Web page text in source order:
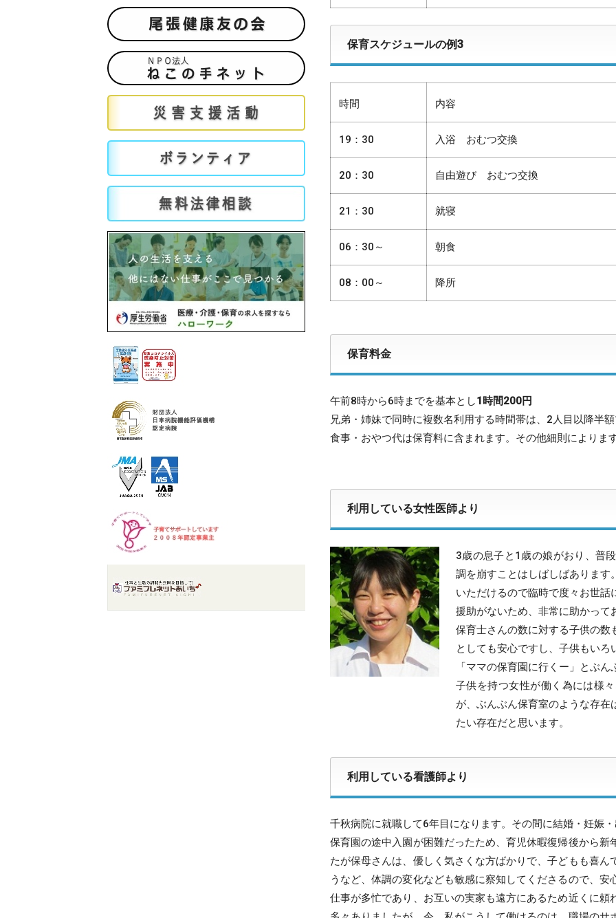
保育スケジュールの例3
時間 内容
19：30 入浴 おむつ交換
20：30 自由遊び おむつ交換
21：30 就寝
06：30～ 朝食
08：00～ 降所
保育料金
午前8時から6時までを基本とし1時間200円
兄弟・姉妹で同時に複数名利用する時間帯は、2人目以降半額
食事・おやつ代は保育料に含まれます。その他細則によりま
利用している女性医師より
3歳の息子と1歳の娘がおり、普
調を崩すことはしばしばありま
いただけるので臨時で度々お世
援助がないため、非常に助かって
保育士さんの数に対する子供の
としても安心ですし、子供もい
「ママの保育園に行くー」とぶ
子供を持つ女性が働く為には様
が、ぶんぶん保育室のような存
たい存在だと思います。
利用している看護師より
千秋病院に就職して6年目になります。その間に結婚・妊娠
保育園の途中入園が困難だったため、育児休暇復帰後から
たが保母さんは、優しく気さくな方ばかりで、子どもも喜
うなど、体調の変化なども敏感に察知してくださるので、
仕事が多忙であり、お互いの実家も遠方にあるため近くに